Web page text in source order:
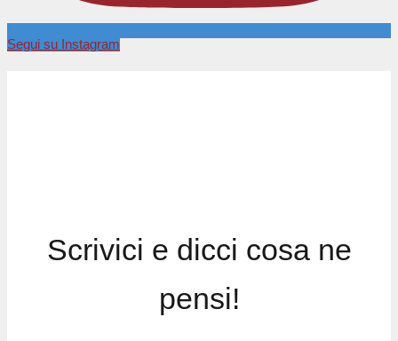
Segui su Instagram
Scrivici e dicci cosa ne
pensi!